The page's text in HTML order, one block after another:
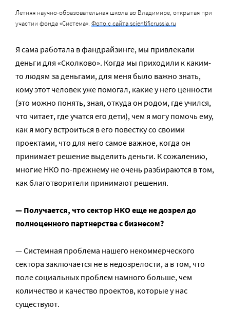
Летняя научно-образовательная школа во Владимире, открытая при
участии фонда «Система». Фото с сайта scientificrussia.ru
Я сама работала в фандрайзинге, мы привлекали
деньги для «Сколково». Когда мы приходили к каким-
то людям за деньгами, для меня было важно знать,
кому этот человек уже помогал, какие у него ценности
(это можно понять, зная, откуда он родом, где учился,
что читает, где учатся его дети), чем я могу помочь ему,
как я могу встроиться в его повестку со своими
проектами, что для него самое важное, когда он
принимает решение выделить деньги. К сожалению,
многие НКО по-прежнему не очень разбираются в том,
как благотворители принимают решения.
— Получается, что сектор НКО еще не дозрел до
полноценного партнерства с бизнесом?
— Системная проблема нашего некоммерческого
сектора заключается не в недозрелости, а в том, что
поле социальных проблем намного больше, чем
количество и качество проектов, которые у нас
существуют.